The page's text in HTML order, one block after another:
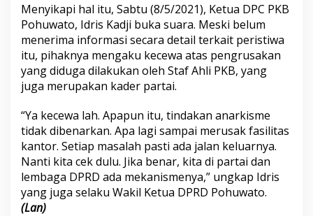
Menyikapi hal itu, Sabtu (8/5/2021), Ketua DPC PKB
Pohuwato, Idris Kadji buka suara. Meski belum
menerima informasi secara detail terkait peristiwa
itu, pihaknya mengaku kecewa atas pengrusakan
yang diduga dilakukan oleh Staf Ahli PKB, yang
juga merupakan kader partai.
“Ya kecewa lah. Apapun itu, tindakan anarkisme
tidak dibenarkan. Apa lagi sampai merusak fasilitas
kantor. Setiap masalah pasti ada jalan keluarnya.
Nanti kita cek dulu. Jika benar, kita di partai dan
lembaga DPRD ada mekanismenya,” ungkap Idris
yang juga selaku Wakil Ketua DPRD Pohuwato.
(Lan)